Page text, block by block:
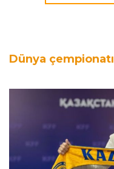
Dünya çempionatı